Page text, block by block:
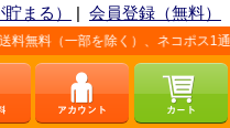
まる） | 会員登録（無料）
料（一部を除く）、ネコポス1通